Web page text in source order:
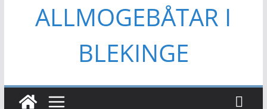
ALLMOGEBÅTAR I
BLEKINGE